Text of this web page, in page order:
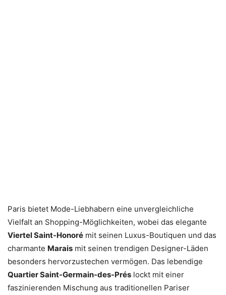
Paris bietet Mode-Liebhabern eine unvergleichliche
Vielfalt an Shopping-Möglichkeiten, wobei das elegante
Viertel Saint-Honoré mit seinen Luxus-Boutiquen und das
charmante Marais mit seinen trendigen Designer-Läden
besonders hervorzustechen vermögen. Das lebendige
Quartier Saint-Germain-des-Prés lockt mit einer
faszinierenden Mischung aus traditionellen Pariser